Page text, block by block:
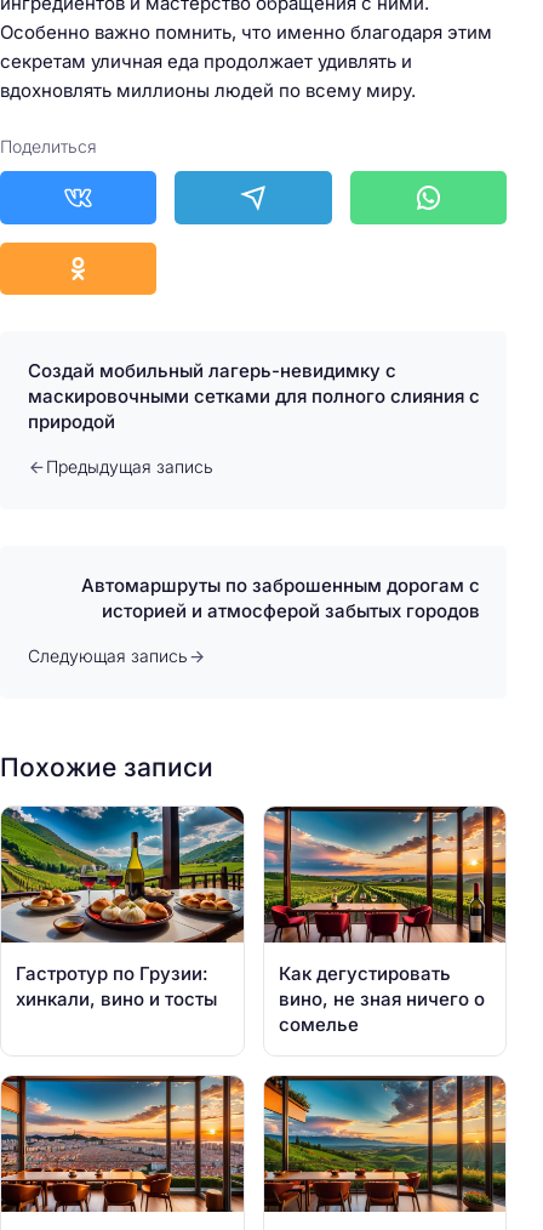
Особенно важно помнить, что именно благодаря этим
секретам уличная еда продолжает удивлять и
вдохновлять миллионы людей по всему миру.
Поделиться
Создай мобильный лагерь-невидимку с
маскировочными сетками для полного слияния с
природой
Предыдущая запись
Автомаршруты по заброшенным дорогам с
историей и атмосферой забытых городов
Следующая запись
Похожие записи
Гастротур по Грузии:
хинкали, вино и тосты
Как дегустировать
вино, не зная ничего о
сомелье